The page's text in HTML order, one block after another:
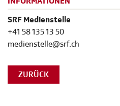
SRF Medienstelle
+41 58 135 13 50
medienstelle@srf.ch
ZURÜCK